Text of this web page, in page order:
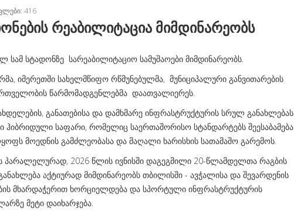
416
რეაბილიტაცია მიმდინარეობს
სამ სტადონზე სარეაბილიტაციო სამუშაოები მიმდინარეობს.
იმერეთში სახელმწიფო რწმუნებულმა, მუნიციპალური განვითარების
წარმომადგენლებმა დაათვალიერეს.
განათებისა და დამხმარე ინფრასტრუქტურის სრულ განახლებას.
ჰიბრიდული საფარი, რომელიც საერთაშორისო სტანდარტებს შეესაბამება
მოედნის გამძლეობასა და მაღალი ხარისხის სათამაშო გარემოს.
პარალელურად, 2026 წლის ივნისში დაგეგმილი 20-წლამდელთა რაგბის
აქტიურად მიმდინარეობს თბილისში - ავჭალისა და შევარდენის
მხარდაჭერით ხორციელდება და სპორტული ინფრასტრუქტურის
მეტი დაიხარჯება.